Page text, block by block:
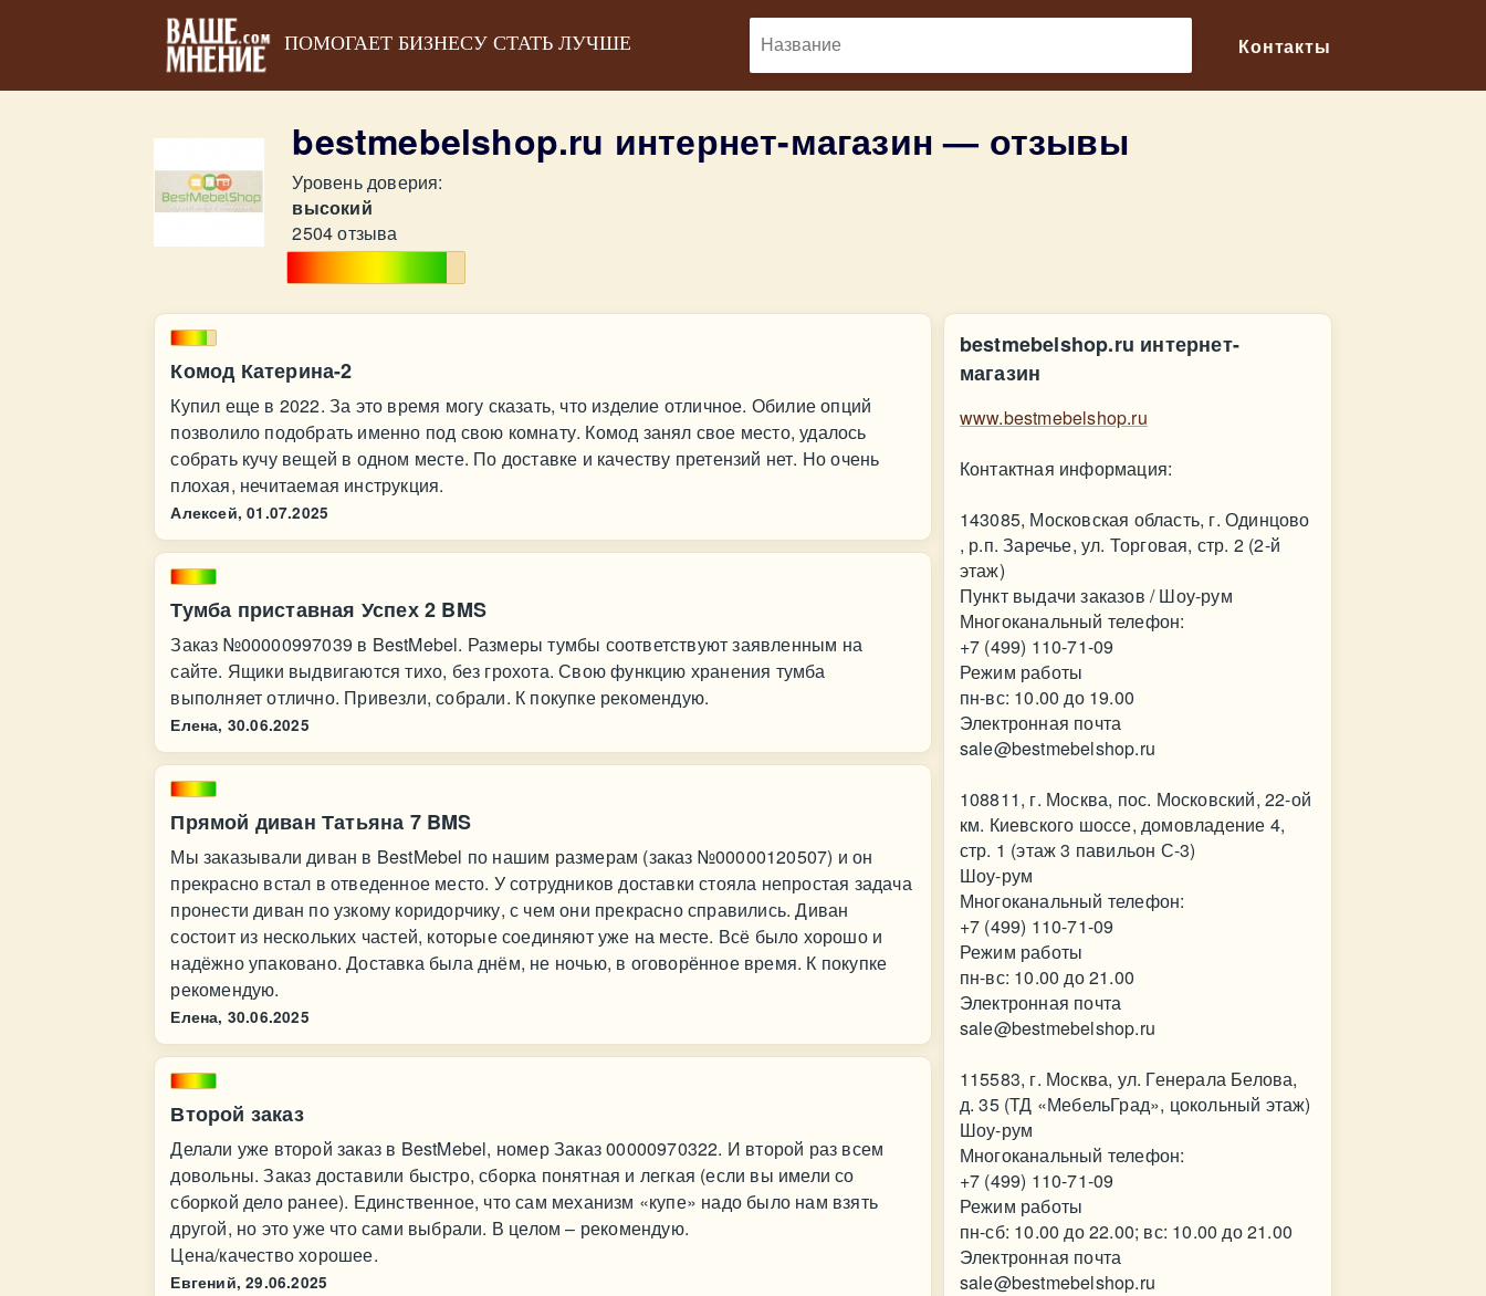
ПОМОГАЕТ БИЗНЕСУ СТАТЬ ЛУЧШЕ Контакты
bestmebelshop.ru интернет-магазин — отзывы
Уровень доверия:
высокий
2504 отзыва
Комод Катерина-2
Купил еще в 2022. За это время могу сказать, что изделие отличное. Обилие опций
позволило подобрать именно под свою комнату. Комод занял свое место, удалось
собрать кучу вещей в одном месте. По доставке и качеству претензий нет. Но очень
плохая, нечитаемая инструкция.
Алексей, 01.07.2025
Тумба приставная Успех 2 BMS
Заказ №00000997039 в BestMebel. Размеры тумбы соответствуют заявленным на
сайте. Ящики выдвигаются тихо, без грохота. Свою функцию хранения тумба
выполняет отлично. Привезли, собрали. К покупке рекомендую.
Елена, 30.06.2025
Прямой диван Татьяна 7 BMS
Мы заказывали диван в BestMebel по нашим размерам (заказ №00000120507) и он
прекрасно встал в отведенное место. У сотрудников доставки стояла непростая задача
пронести диван по узкому коридорчику, с чем они прекрасно справились. Диван
состоит из нескольких частей, которые соединяют уже на месте. Всё было хорошо и
надёжно упаковано. Доставка была днём, не ночью, в оговорённое время. К покупке
рекомендую.
Елена, 30.06.2025
Второй заказ
Делали уже второй заказ в BestMebel, номер Заказ 00000970322. И второй раз всем
довольны. Заказ доставили быстро, сборка понятная и легкая (если вы имели со
сборкой дело ранее). Единственное, что сам механизм «купе» надо было нам взять
другой, но это уже что сами выбрали. В целом – рекомендую.
Цена/качество хорошее.
Евгений, 29.06.2025
bestmebelshop.ru интернет-
магазин
www.bestmebelshop.ru
Контактная информация:
143085, Московская область, г. Одинцово
, р.п. Заречье, ул. Торговая, стр. 2 (2-й
этаж)
Пункт выдачи заказов / Шоу-рум
Многоканальный телефон:
+7 (499) 110-71-09
Режим работы
пн-вс: 10.00 до 19.00
Электронная почта
sale@bestmebelshop.ru
108811, г. Москва, пос. Московский, 22-ой
км. Киевского шоссе, домовладение 4,
стр. 1 (этаж 3 павильон С-3)
Шоу-рум
Многоканальный телефон:
+7 (499) 110-71-09
Режим работы
пн-вс: 10.00 до 21.00
Электронная почта
sale@bestmebelshop.ru
115583, г. Москва, ул. Генерала Белова,
д. 35 (ТД «МебельГрад», цокольный этаж)
Шоу-рум
Многоканальный телефон:
+7 (499) 110-71-09
Режим работы
пн-сб: 10.00 до 22.00; вс: 10.00 до 21.00
Электронная почта
sale@bestmebelshop.ru